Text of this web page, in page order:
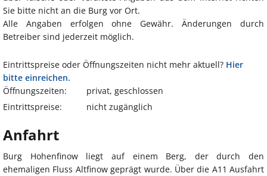
Sie bitte nicht an die Burg vor Ort.
Alle Angaben erfolgen ohne Gewähr. Änderungen durch
Betreiber sind jederzeit möglich.
Eintrittspreise oder Öffnungszeiten nicht mehr aktuell? Hier
bitte einreichen.
Öffnungszeiten:
privat, geschlossen
Eintrittspreise:
nicht zugänglich
Anfahrt
Burg Hohenfinow liegt auf einem Berg, der durch den
ehemaligen Fluss Altfinow geprägt wurde. Über die A11 Ausfahrt